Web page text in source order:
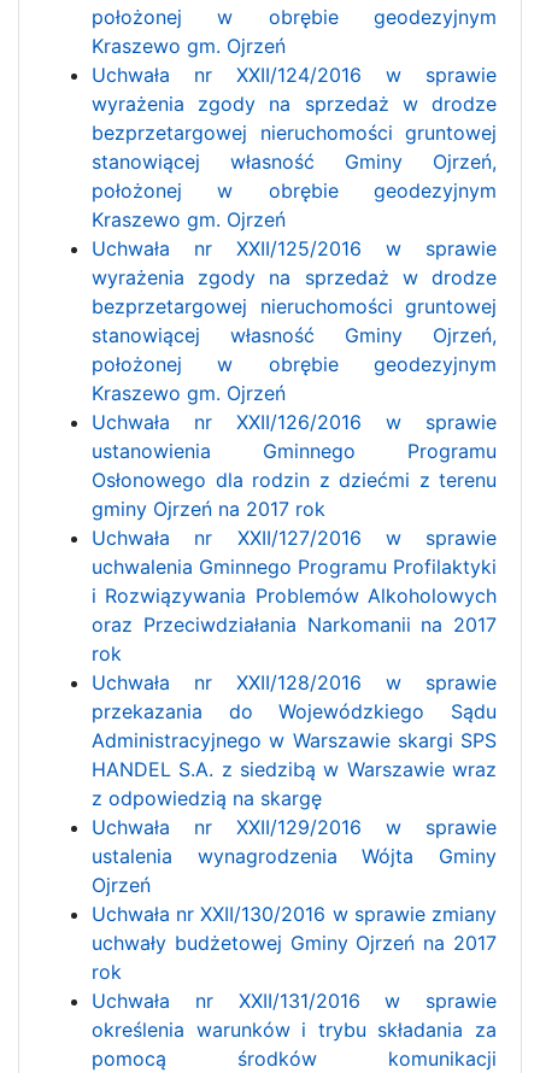
położonej w obrębie geodezyjnym
Kraszewo gm. Ojrzeń
Uchwała nr XXII/124/2016 w sprawie
wyrażenia zgody na sprzedaż w drodze
bezprzetargowej nieruchomości gruntowej
stanowiącej własność Gminy Ojrzeń,
położonej w obrębie geodezyjnym
Kraszewo gm. Ojrzeń
Uchwała nr XXII/125/2016 w sprawie
wyrażenia zgody na sprzedaż w drodze
bezprzetargowej nieruchomości gruntowej
stanowiącej własność Gminy Ojrzeń,
położonej w obrębie geodezyjnym
Kraszewo gm. Ojrzeń
Uchwała nr XXII/126/2016 w sprawie
ustanowienia Gminnego Programu
Osłonowego dla rodzin z dziećmi z terenu
gminy Ojrzeń na 2017 rok
Uchwała nr XXII/127/2016 w sprawie
uchwalenia Gminnego Programu Profilaktyki
i Rozwiązywania Problemów Alkoholowych
oraz Przeciwdziałania Narkomanii na 2017
rok
Uchwała nr XXII/128/2016 w sprawie
przekazania do Wojewódzkiego Sądu
Administracyjnego w Warszawie skargi SPS
HANDEL S.A. z siedzibą w Warszawie wraz
z odpowiedzią na skargę
Uchwała nr XXII/129/2016 w sprawie
ustalenia wynagrodzenia Wójta Gminy
Ojrzeń
Uchwała nr XXII/130/2016 w sprawie zmiany
uchwały budżetowej Gminy Ojrzeń na 2017
rok
Uchwała nr XXII/131/2016 w sprawie
określenia warunków i trybu składania za
pomocą środków komunikacji